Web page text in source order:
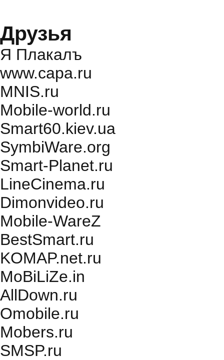
Друзья
Я Плакалъ
www.capa.ru
MNIS.ru
Mobile-world.ru
Smart60.kiev.ua
SymbiWare.org
Smart-Planet.ru
LineCinema.ru
Dimonvideo.ru
Mobile-WareZ
BestSmart.ru
KOMAP.net.ru
MoBiLiZe.in
AllDown.ru
Оmobile.ru
Mobers.ru
SMSP.ru